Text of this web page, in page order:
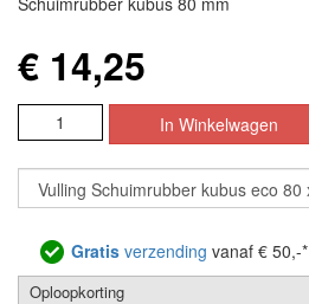
€ 14,25
Gratis verzending vanaf € 50,-*
Oploopkorting